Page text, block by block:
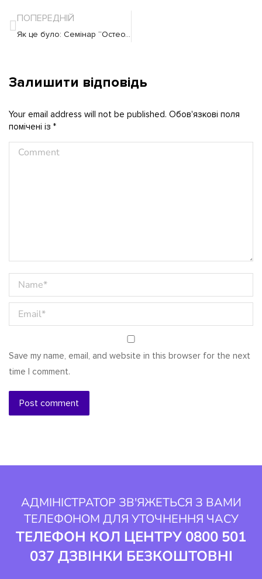
ПОПЕРЕДНІЙ
Як це було: Семінар “Остеохондроз – не вирок”
Залишити відповідь
Your email address will not be published. Обов'язкові поля
помічені із *
Comment
Name *
Email *
Save my name, email, and website in this browser for the next
time I comment.
Post comment
АДМІНІСТРАТОР ЗВ'ЯЖЕТЬСЯ З ВАМИ
ТЕЛЕФОНОМ ДЛЯ УТОЧНЕННЯ ЧАСУ
ТЕЛЕФОН КОЛ ЦЕНТРУ 0800 501
037 ДЗВІНКИ БЕЗКОШТОВНІ